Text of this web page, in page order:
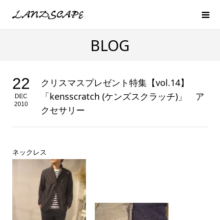
BLOG
22
DEC
2010
クリスマスプレゼント特集【vol.14】
「kensscratch (ケンズスクラッチ)」 ア
クセサリー
ネックレス